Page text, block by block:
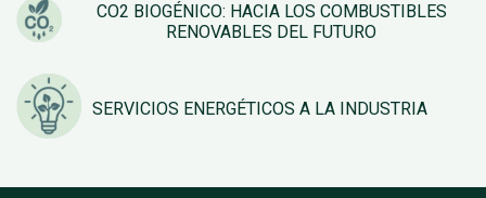
CO2 BIOGÉNICO: HACIA LOS COMBUSTIBLES
RENOVABLES DEL FUTURO
SERVICIOS ENERGÉTICOS A LA INDUSTRIA